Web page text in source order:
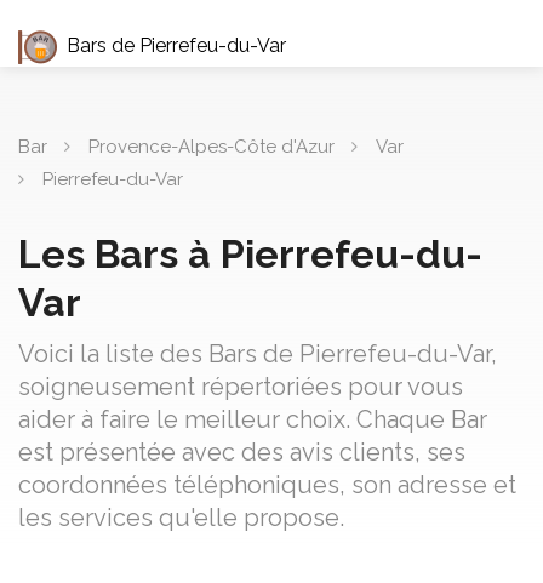
Bars de Pierrefeu-du-Var
Bar Provence-Alpes-Côte d'Azur
Var
Pierrefeu-du-Var
Les Bars à Pierrefeu-du-
Var
Voici la liste des Bars de Pierrefeu-du-Var,
soigneusement répertoriées pour vous
aider à faire le meilleur choix. Chaque Bar
est présentée avec des avis clients, ses
coordonnées téléphoniques, son adresse et
les services qu'elle propose.